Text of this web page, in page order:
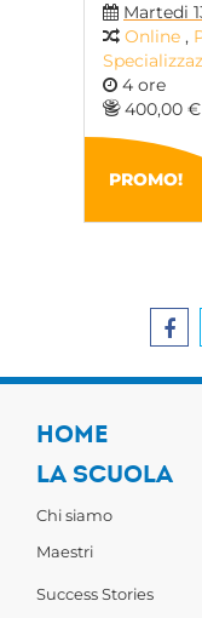
Martedi
Online ,
4 ore
400,00 €
PROMO!
HOME
LA SCUOLA
Chi siamo
Maestri
Success Stories